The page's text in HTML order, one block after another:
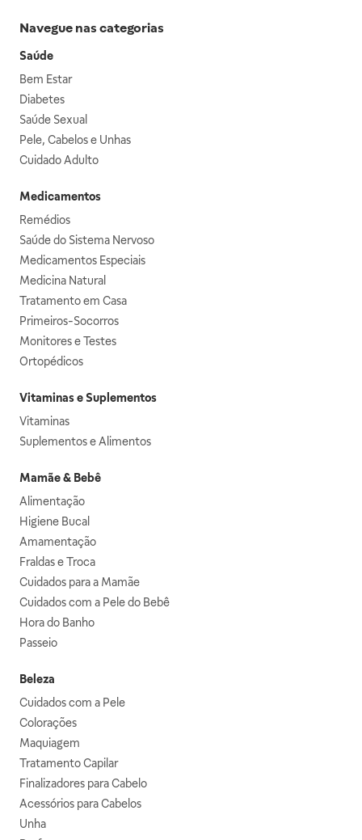
Navegue nas categorias
Saúde
Bem Estar
Diabetes
Saúde Sexual
Pele, Cabelos e Unhas
Cuidado Adulto
Medicamentos
Remédios
Saúde do Sistema Nervoso
Medicamentos Especiais
Medicina Natural
Tratamento em Casa
Primeiros-Socorros
Monitores e Testes
Ortopédicos
Vitaminas e Suplementos
Vitaminas
Suplementos e Alimentos
Mamãe & Bebê
Alimentação
Higiene Bucal
Amamentação
Fraldas e Troca
Cuidados para a Mamãe
Cuidados com a Pele do Bebê
Hora do Banho
Passeio
Beleza
Cuidados com a Pele
Colorações
Maquiagem
Tratamento Capilar
Finalizadores para Cabelo
Acessórios para Cabelos
Unha